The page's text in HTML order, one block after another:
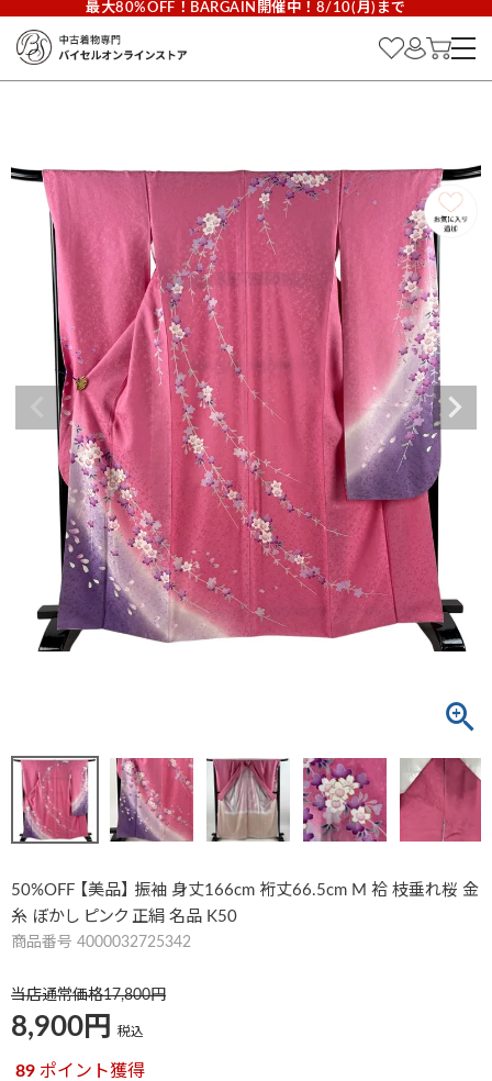
最大80%OFF！BARGAIN開催中！8/10(月)まで
50%OFF 【美品】 振袖 身丈166cm 裄丈66.5cm M 袷 枝垂れ桜 金
糸 ぼかし ピンク 正絹 名品 K50
商品番号 4000032725342
当店通常価格17,800
8,900 税込
89 ポイント獲得